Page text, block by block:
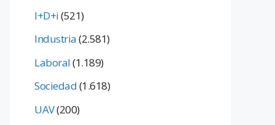
I+D+i(521)
Industria(2.581)
Laboral(1.189)
Sociedad(1.618)
UAV(200)